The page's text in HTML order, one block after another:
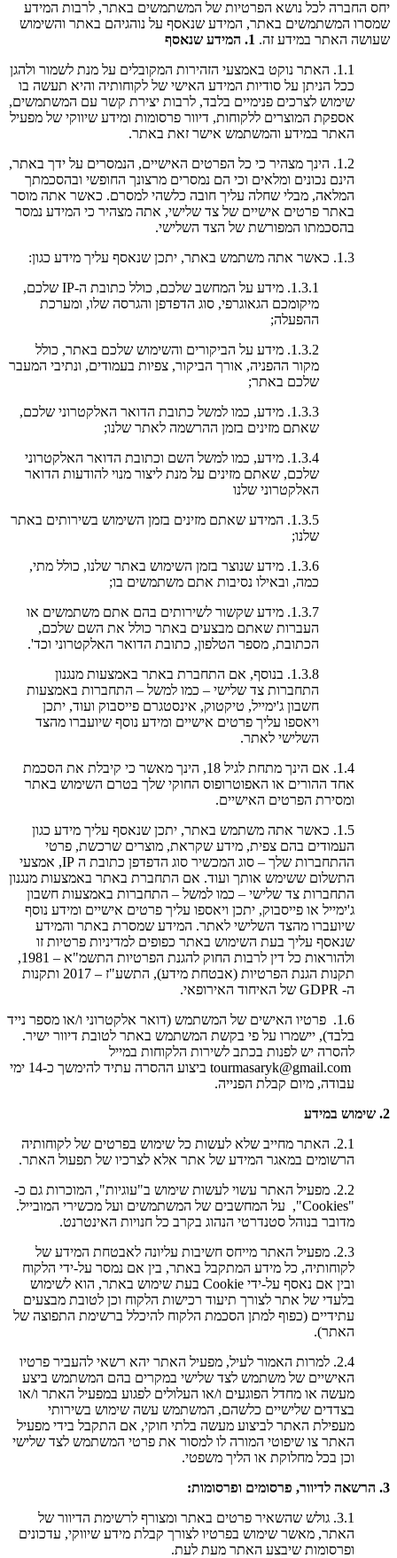
יחס החברה לכל נושא הפרטיות של המשתמשים באתר, לרבות המידע
שמסרו המשתמשים באתר, המידע שנאסף על נוהגיהם באתר והשימוש
שעושה האתר במידע זה. 1. המידע שנאסף
1.1. האתר נוקט באמצעי הזהירות המקובלים על מנת לשמור ולהגן
ככל הניתן על סודיות המידע האישי של לקוחותיה והיא תעשה בו
שימוש לצרכים פנימיים בלבד, לרבות יצירת קשר עם המשתמשים,
אספקת המוצרים ללקוחות, דיוור פרסומות ומידע שיווקי של מפעיל
האתר במידע והמשתמש אישר זאת באתר.
1.2. הינך מצהיר כי כל הפרטים האישיים, הנמסרים על ידך באתר,
הינם נכונים ומלאים וכי הם נמסרים מרצונך החופשי ובהסכמתך
המלאה, מבלי שחלה עליך חובה כלשהי למסרם. כאשר אתה מוסר
באתר פרטים אישיים של צד שלישי, אתה מצהיר כי המידע נמסר
בהסכמתו המפורשת של הצד השלישי.
1.3. כאשר אתה משתמש באתר, יתכן שנאסף עליך מידע כגון:
1.3.1. מידע על המחשב שלכם, כולל כתובת ה-IP שלכם,
מיקומכם הגאוגרפי, סוג הדפדפן והגרסה שלו, ומערכת
ההפעלה;
1.3.2. מידע על הביקורים והשימוש שלכם באתר, כולל
מקור ההפניה, אורך הביקור, צפיות בעמודים, ונתיבי המעבר
שלכם באתר;
1.3.3. מידע, כמו למשל כתובת הדואר האלקטרוני שלכם,
שאתם מזינים בזמן ההרשמה לאתר שלנו;
1.3.4. מידע, כמו למשל השם וכתובת הדואר האלקטרוני
שלכם, שאתם מזינים על מנת ליצור מנוי להודעות הדואר
האלקטרוני שלנו
1.3.5. המידע שאתם מזינים בזמן השימוש בשירותים באתר
שלנו;
1.3.6. מידע שנוצר בזמן השימוש באתר שלנו, כולל מתי,
כמה, ובאילו נסיבות אתם משתמשים בו;
1.3.7. מידע שקשור לשירותים בהם אתם משתמשים או
העברות שאתם מבצעים באתר כולל את השם שלכם,
הכתובת, מספר הטלפון, כתובת הדואר האלקטרוני וכד'.
1.3.8. בנוסף, אם התחברת באתר באמצעות מנגנון
התחברות צד שלישי – כמו למשל – התחברות באמצעות
חשבון ג'ימייל, טיקטוק, אינסטגרם פייסבוק ועוד, יתכן
ויאספו עליך פרטים אישיים ומידע נוסף שיועברו מהצד
השלישי לאתר.
1.4. אם הינך מתחת לגיל 18, הינך מאשר כי קיבלת את הסכמת
אחד ההורים או האפוטרופוס החוקי שלך בטרם השימוש באתר
ומסירת הפרטים האישיים.
1.5. כאשר אתה משתמש באתר, יתכן שנאסף עליך מידע כגון
העמודים בהם צפית, מידע שקראת, מוצרים שרכשת, פרטי
ההתחברות שלך – סוג המכשיר סוג הדפדפן כתובת ה IP, אמצעי
התשלום ששימש אותך ועוד. אם התחברת באתר באמצעות מנגנון
התחברות צד שלישי – כמו למשל – התחברות באמצעות חשבון
ג'ימייל או פייסבוק, יתכן ויאספו עליך פרטים אישיים ומידע נוסף
שיועברו מהצד השלישי לאתר. המידע שמסרת באתר והמידע
שנאסף עליך בעת השימוש באתר כפופים למדיניות פרטיות זו
ולהוראות כל דין לרבות החוק להגנת הפרטיות התשמ"א – 1981,
תקנות הגנת הפרטיות (אבטחת מידע), התשע"ז – 2017 ותקנות
ה- GDPR של האיחוד האירופאי.
1.6. פרטיו האישים של המשתמש (דואר אלקטרוני ו/או מספר נייד
בלבד), יישמרו על פי בקשת המשתמש באתר לטובת דיוור ישיר.
להסרה יש לפנות בכתב לשירות הלקוחות במייל
tourmasaryk@gmail.com ביצוע ההסרה עתיד להימשך כ-14 ימי
עבודה, מיום קבלת הפנייה.
2. שימוש במידע
2.1. האתר מחייב שלא לעשות כל שימוש בפרטים של לקוחותיה
הרשומים במאגר המידע של אתר אלא לצרכיו של תפעול האתר.
2.2. מפעיל האתר עשוי לעשות שימוש ב"עוגיות", המוכרות גם כ-
"Cookies", על המחשבים של המשתמשים ועל מכשירי המובייל.
מדובר בנוהל סטנדרטי הנהוג בקרב כל חנויות האינטרנט.
2.3. מפעיל האתר מייחס חשיבות עליונה לאבטחת המידע של
לקוחותיה, כל מידע המתקבל באתר, בין אם נמסר על-ידי הלקוח
ובין אם נאסף על-ידי Cookie בעת שימוש באתר, הוא לשימוש
בלעדי של אתר לצורך תיעוד רכישות הלקוח וכן לטובת מבצעים
עתידיים (כפוף למתן הסכמת הלקוח להיכלל ברשימת התפוצה של
האתר).
2.4. למרות האמור לעיל, מפעיל האתר יהא רשאי להעביר פרטיו
האישיים של משתמש לצד שלישי במקרים בהם המשתמש ביצע
מעשה או מחדל הפוגעים ו/או העלולים לפגוע במפעיל האתר ו/או
בצדדים שלישיים כלשהם, המשתמש עשה שימוש בשירותי
מעפילת האתר לביצוע מעשה בלתי חוקי, אם התקבל בידי מפעיל
האתר צו שיפוטי המורה לו למסור את פרטי המשתמש לצד שלישי
וכן בכל מחלוקת או הליך משפטי.
3. הרשאה לדיוור, פרסומים ופרסומות:
3.1. גולש שהשאיר פרטים באתר ומצורף לרשימת הדיוור של
האתר, מאשר שימוש בפרטיו לצורך קבלת מידע שיווקי, עדכונים
ופרסומות שיבצע האתר מעת לעת.